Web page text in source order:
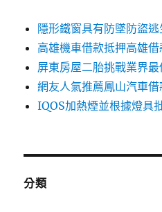
隱形鐵窗具有防墜防盜
高雄機車借款抵押高雄
屏東房屋二胎挑戰業界
網友人氣推薦鳳山汽車
IQOS加熱煙並根據燈具
分類